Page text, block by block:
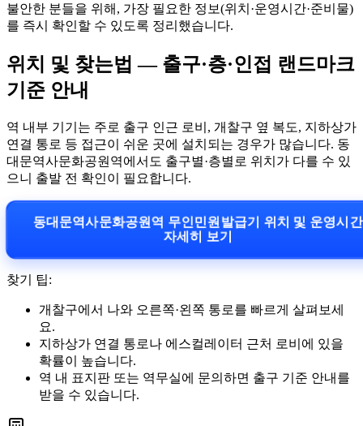
불안한 분들을 위해, 가장 필요한 정보(위치·운영시간·준비물)
를 즉시 확인할 수 있도록 정리했습니다.
위치 및 찾는법 — 출구·층·인접 랜드마크
기준 안내
역 내부 기기는 주로 출구 인근 로비, 개찰구 옆 복도, 지하상가
연결 통로 등 접근이 쉬운 곳에 설치되는 경우가 많습니다. 동
대문역사문화공원역에서도 출구별·층별로 위치가 다를 수 있
으니 출발 전 확인이 필요합니다.
동대문역사문화공원역 무인민원발급기 위치 및 운영시
자세히 보기
찾기 팁:
개찰구에서 나와 오른쪽·왼쪽 통로를 빠르게 살펴보세
요.
지하상가 연결 통로나 에스컬레이터 근처 로비에 있을
확률이 높습니다.
역 내 표지판 또는 역무실에 문의하면 출구 기준 안내를
받을 수 있습니다.